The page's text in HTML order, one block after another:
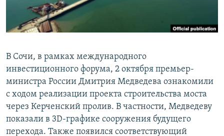
ПОБЕДИТЕЛЕЙ НЕ СУДЯТ?
КРЫМ.НЕПОКОРЕННЫЙ
УКРАИНСКАЯ ПРОБЛЕМА КРЫМА
ПРИСОЕДИНЯЙТЕСЬ!
Все сайты RFE/RL
В Сочи, в рамках международного
инвестиционного форума, 2 октября премьер-
министра России Дмитрия Медведева ознакомили
с ходом реализации проекта строительства моста
через Керченский пролив. В частности, Медведеву
показали в 3D-графике сооружения будущего
перехода. Также появился соответствующий